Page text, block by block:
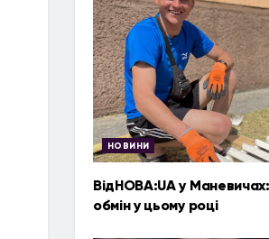
НОВИНИ
ВідНОВА:UA у
обмін у цьому році